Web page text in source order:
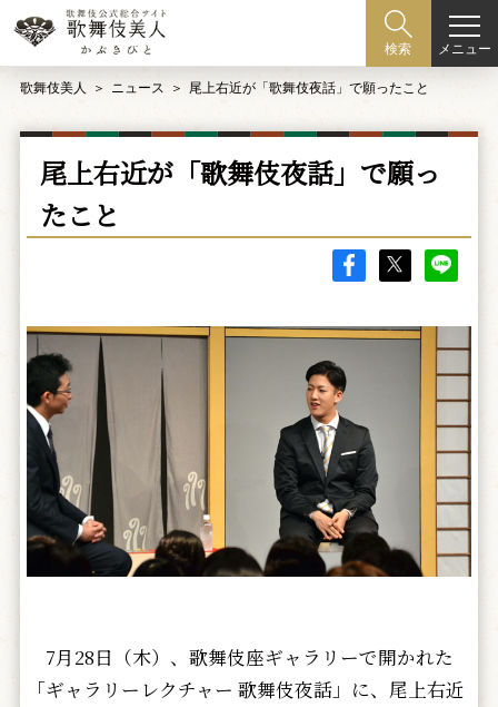
検索 メニュー
歌舞伎美人 ニュース 尾上右近が「歌舞伎夜話」で願ったこと
尾上右近が「歌舞伎夜話」で願っ
たこと
7月28日（木）、歌舞伎座ギャラリーで開かれた
「ギャラリーレクチャー 歌舞伎夜話」に、尾上右近